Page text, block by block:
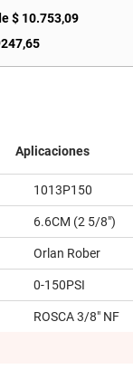
$ 10.753,09
,65
Aplicaciones
1013P150
6.6CM (2 5/8")
Orlan Rober
0-150PSI
ROSCA 3/8" NF